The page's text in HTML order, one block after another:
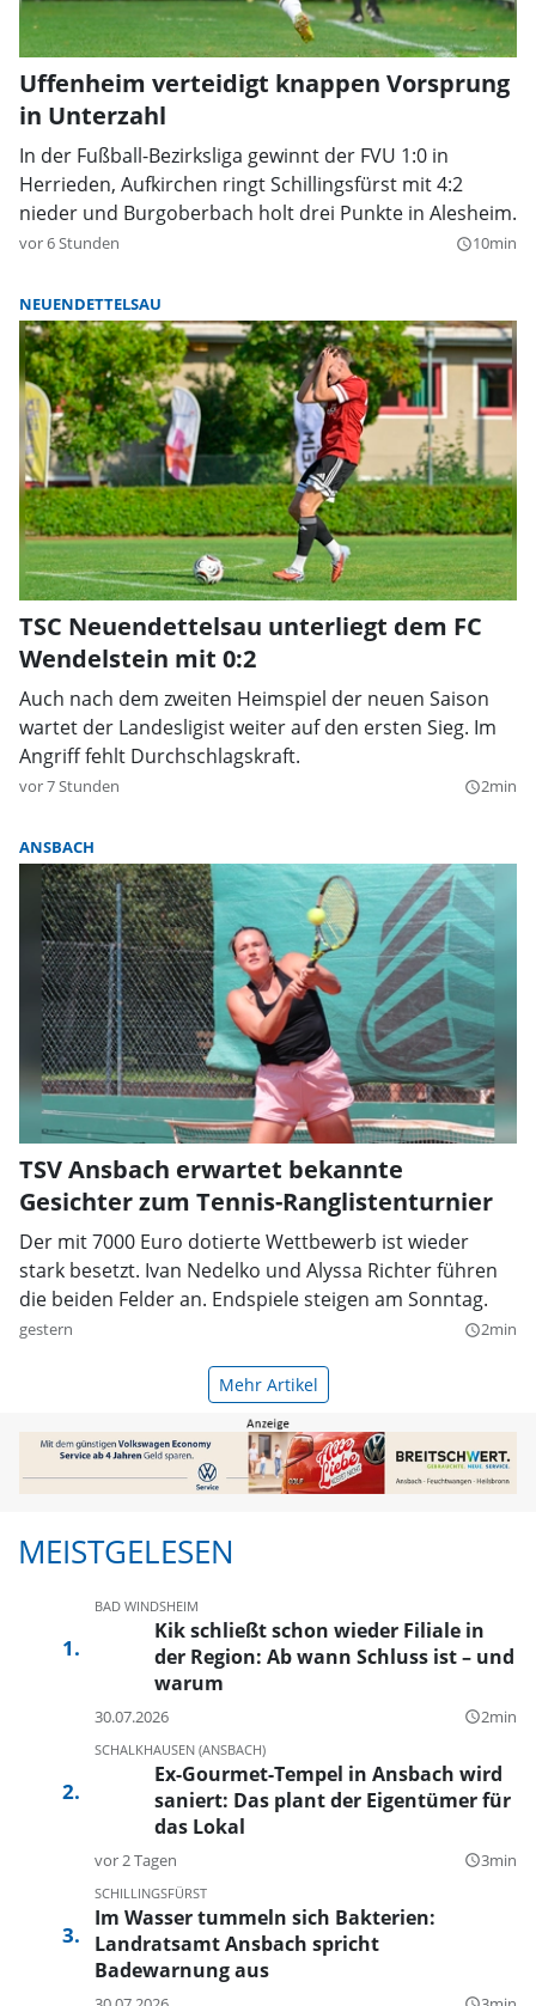
Uffenheim verteidigt knappen Vorsprung
in Unterzahl
In der Fußball-Bezirksliga gewinnt der FVU 1:0 in
Herrieden, Aufkirchen ringt Schillingsfürst mit 4:2
nieder und Burgoberbach holt drei Punkte in Alesheim.
vor 6 Stunden query_builder10min
NEUENDETTELSAU
TSC Neuendettelsau unterliegt dem FC
Wendelstein mit 0:2
Auch nach dem zweiten Heimspiel der neuen Saison
wartet der Landesligist weiter auf den ersten Sieg. Im
Angriff fehlt Durchschlagskraft.
vor 7 Stunden query_builder2min
ANSBACH
TSV Ansbach erwartet bekannte
Gesichter zum Tennis-Ranglistenturnier
Der mit 7000 Euro dotierte Wettbewerb ist wieder
stark besetzt. Ivan Nedelko und Alyssa Richter führen
die beiden Felder an. Endspiele steigen am Sonntag.
gestern query_builder2min
Mehr Artikel
MEISTGELESEN
BAD WINDSHEIM
Kik schließt schon wieder Filiale in
der Region: Ab wann Schluss ist – und
warum
30.07.2026 query_builder2min
SCHALKHAUSEN (ANSBACH)
Ex-Gourmet-Tempel in Ansbach wird
saniert: Das plant der Eigentümer für
das Lokal
vor 2 Tagen query_builder3min
SCHILLINGSFÜRST
Im Wasser tummeln sich Bakterien:
Landratsamt Ansbach spricht
Badewarnung aus